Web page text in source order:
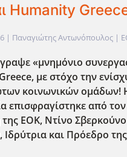
Humanity
| Παναγιώτης Αντωνόπουλος |
«μνημόνιο
με στόχο την
κοινωνικών ομάδων!
επισφραγίστηκε από τον
ΕΟΚ, Ντίνο
και Πρόεδρο